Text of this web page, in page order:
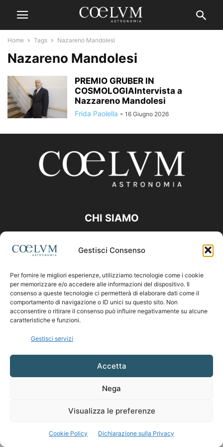
Gestisci Consenso
Per fornire le migliori esperienze, utilizziamo tecnologie come i cookie
per memorizzare e/o accedere alle informazioni del dispositivo. Il
consenso a queste tecnologie ci permetterà di elaborare dati come il
comportamento di navigazione o ID unici su questo sito. Non
acconsentire o ritirare il consenso può influire negativamente su alcune
caratteristiche e funzioni.
Gestisci servizi
Accetta
Nega
Visualizza le preferenze
Cookie Policy Dichiarazione sulla Privacy
Home Tags Nazareno Mandolesi
Nazareno Mandolesi
PREMIO GRUBER IN
COSMOLOGIAIntervista a
Nazzareno Mandolesi
Frida Paolella - 16 Giugno 2026
CHI SIAMO
Contattaci:coelumastro@coelum.com
SEGUICI